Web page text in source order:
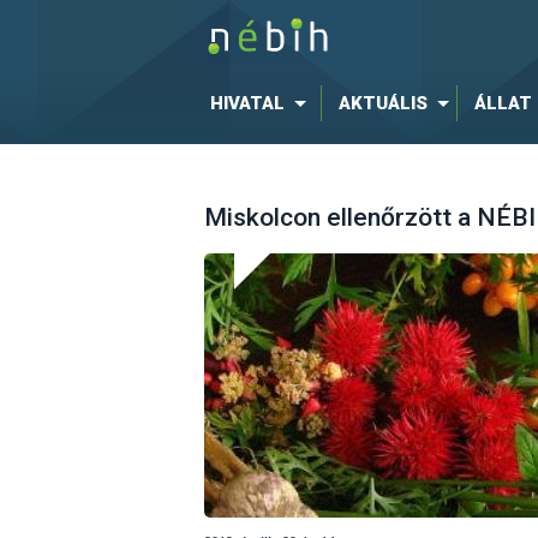
HIVATAL AKTUÁLIS ÁLLAT
Miskolcon ellenőrzött a